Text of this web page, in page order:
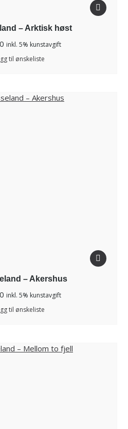
– Arktisk høst
inkl. 5% kunstavgift
til ønskeliste
– Akershus
inkl. 5% kunstavgift
til ønskeliste